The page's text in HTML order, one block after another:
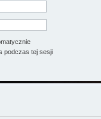
podczas tej sesji